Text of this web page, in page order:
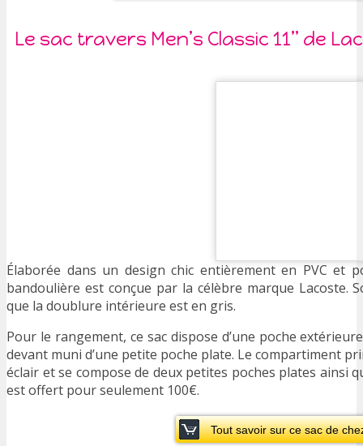
Le sac travers Men’s Classic 11’’ de
Élaborée dans un design chic entièrement en PVC et
bandoulière est conçue par la célèbre marque Lacoste.
que la doublure intérieure est en gris.
Pour le rangement, ce sac dispose d’une poche
devant muni d’une petite poche plate. Le compartiment
éclair et se compose de deux petites poches plates ainsi
est offert pour seulement 100€.
Tout savoir sur ce sac de